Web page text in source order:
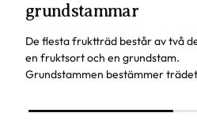
grundstammar
De flesta fruktträd består av två
en fruktsort och en grundstam.
Grundstammen bestämmer
egenskaper är när trädet börjar